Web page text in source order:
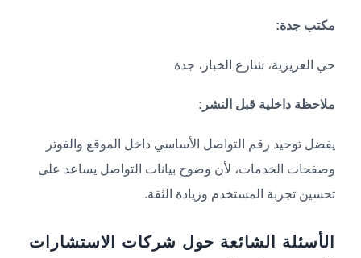
مكتب جدة:
حي العزيزية، شارع الخباز، جدة
ملاحظة داخلية قبل النشر:
يفضل توحيد رقم التواصل الأساسي داخل الموقع والفوتر
وصفحات الخدمات، لأن وضوح بيانات التواصل يساعد على
تحسين تجربة المستخدم وزيادة الثقة.
الأسئلة الشائعة حول شركات الاستشارات